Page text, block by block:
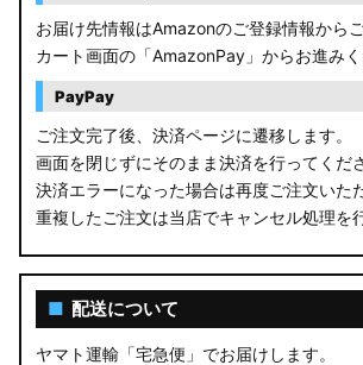
お届け先情報はAmazonのご登録情報から
カート画面の「AmazonPay」からお進みく
PayPay
ご注文完了後、決済ページに遷移します。
画面を閉じずにそのまま決済を行ってくだ
決済エラーになった場合は再度ご注文いた
重複したご注文は当店でキャンセル処理を
■ 配送について
ヤマト運輸「宅急便」でお届けします。